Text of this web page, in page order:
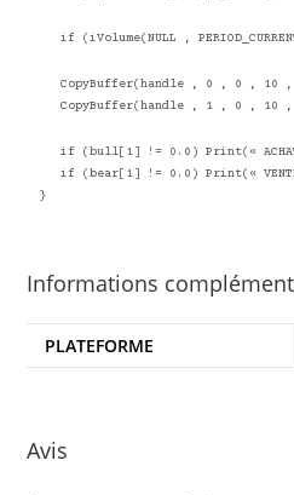
if (iVolume(NULL ,
CopyBuffer(handle , 0 , 0 , 10
CopyBuffer(handle , 1 , 0 , 10 ,
if (bull[1] != 0.0) Print(«
if (bear[1] != 0.0) Print(«
}
Informations
PLATEFORME
Avis